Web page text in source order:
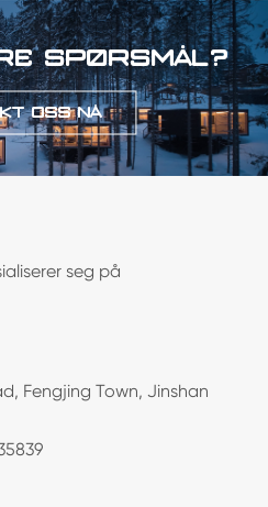
SPØRSMÅL?
OSS NÅ
seg på
Fengjing Town, Jinshan